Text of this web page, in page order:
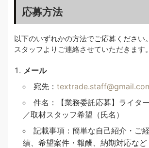
応募方法
以下のいずれかの方法でご応募ください
スタッフよりご連絡させていただきます。
メール
宛先：
件名：【業務委託応募】ライタ
／取材スタッフ希望（氏名）
記載事項：簡単な自己紹介・ご
績、希望案件・報酬、納期対応など